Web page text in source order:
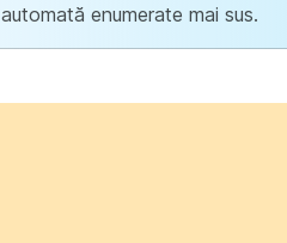
enumerate mai sus.